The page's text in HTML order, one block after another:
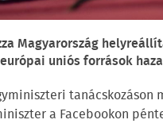
Magyarország
uniós források
a Facebookon